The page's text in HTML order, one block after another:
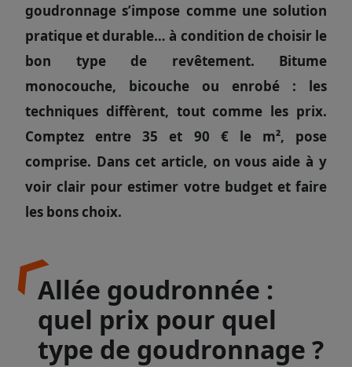
goudronnage s’impose comme une solution
pratique et durable… à condition de choisir le
bon type de revêtement. Bitume
monocouche, bicouche ou enrobé : les
techniques diffèrent, tout comme les prix.
Comptez entre 35 et 90 € le m², pose
comprise. Dans cet article, on vous aide à y
voir clair pour estimer votre budget et faire
les bons choix.
Allée goudronnée :
quel prix pour quel
type de goudronnage ?